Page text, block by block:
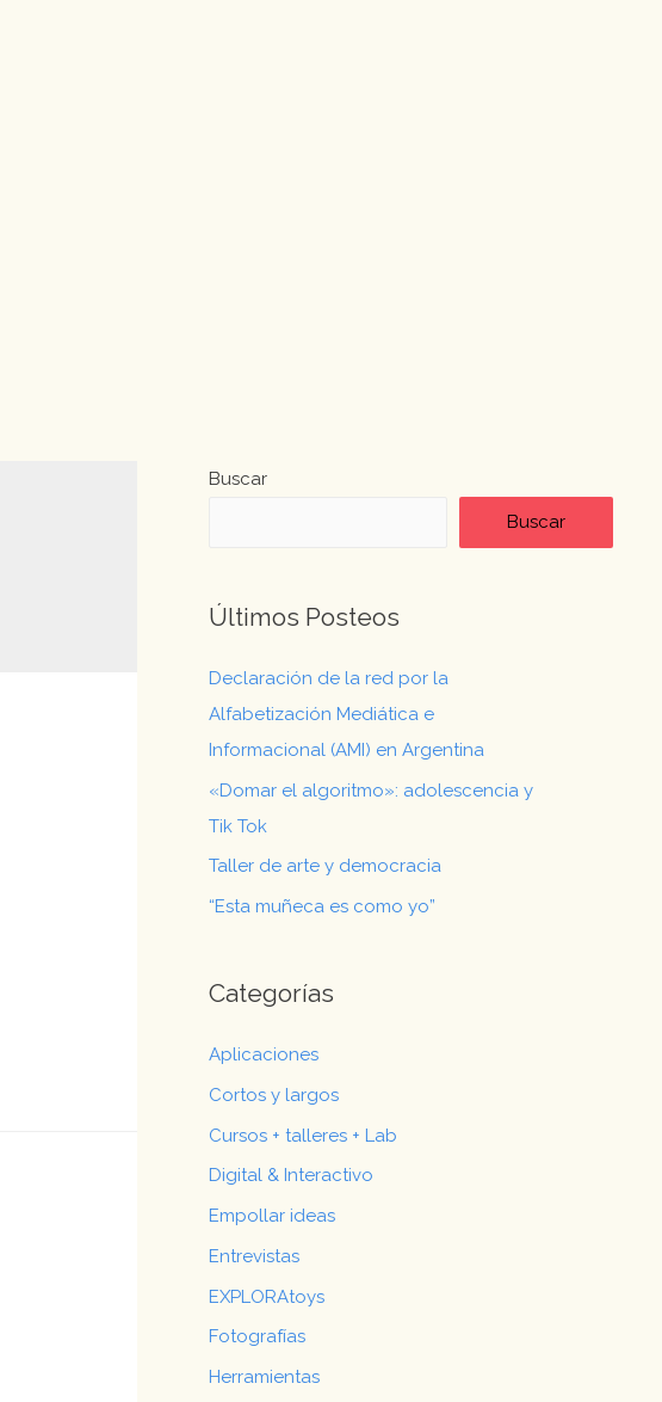
Buscar
Buscar
Últimos Posteos
Declaración de la red por la
Alfabetización Mediática e
Informacional (AMI) en Argentina
«Domar el algoritmo»: adolescencia y
Tik Tok
Taller de arte y democracia
“Esta muñeca es como yo”
Categorías
Aplicaciones
Cortos y largos
Cursos + talleres + Lab
Digital & Interactivo
Empollar ideas
Entrevistas
EXPLORAtoys
Fotografías
Herramientas